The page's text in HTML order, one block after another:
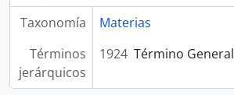
Taxonomía
Materias
Términos
jerárquicos
1924 Término General